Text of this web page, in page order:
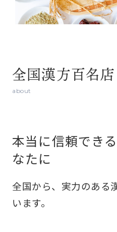
about
全国漢方百名店
本当に信頼でき
なたに
全国から、実力のある
います。